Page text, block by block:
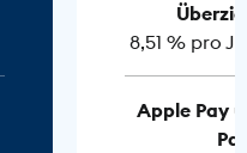
8,51 % pro
Apple Pay